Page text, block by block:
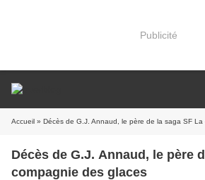
Publicité
Accueil » Décès de G.J. Annaud, le père de la saga SF
Décès de G.J. Annaud, le père
compagnie des glaces